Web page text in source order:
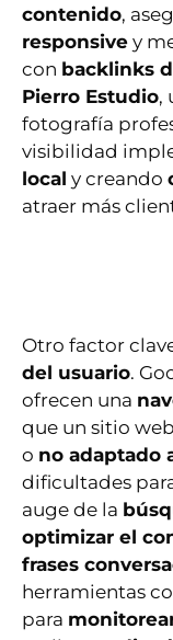
contenido,
responsive y
con backlinks
Pierro Estudio,
fotografía
visibilidad
local y creando
atraer más
Otro factor
del usuario.
ofrecen una
que un sitio
o no adaptado
dificultades
auge de la
optimizar el
frases
herramientas
para